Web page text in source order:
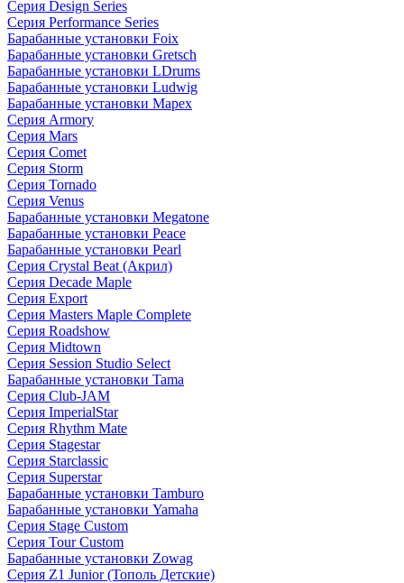
Серия Design Series
Серия Performance Series
Барабанные установки Foix
Барабанные установки Gretsch
Барабанные установки LDrums
Барабанные установки Ludwig
Барабанные установки Mapex
Серия Armory
Серия Mars
Серия Comet
Серия Storm
Серия Tornado
Серия Venus
Барабанные установки Megatone
Барабанные установки Peace
Барабанные установки Pearl
Серия Crystal Beat (Акрил)
Серия Decade Maple
Серия Export
Серия Masters Maple Complete
Серия Roadshow
Серия Midtown
Серия Session Studio Select
Барабанные установки Tama
Серия Club-JAM
Серия ImperialStar
Серия Rhythm Mate
Серия Stagestar
Серия Starclassic
Серия Superstar
Барабанные установки Tamburo
Барабанные установки Yamaha
Серия Stage Custom
Серия Tour Custom
Барабанные установки Zowag
Серия Z1 Junior (Тополь Детские)